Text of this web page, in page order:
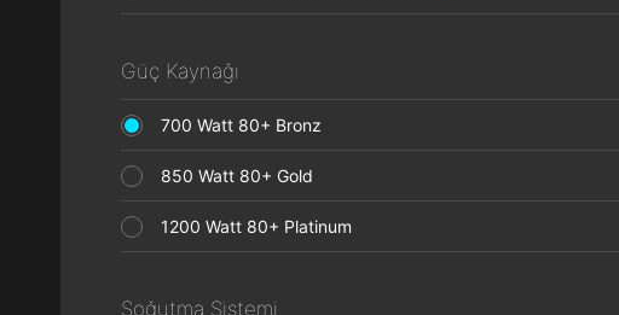
Güç Kaynağı
700 Watt 80+ Bronz
850 Watt 80+ Gold
1200 Watt 80+ Platinum
Soğutma Sistemi